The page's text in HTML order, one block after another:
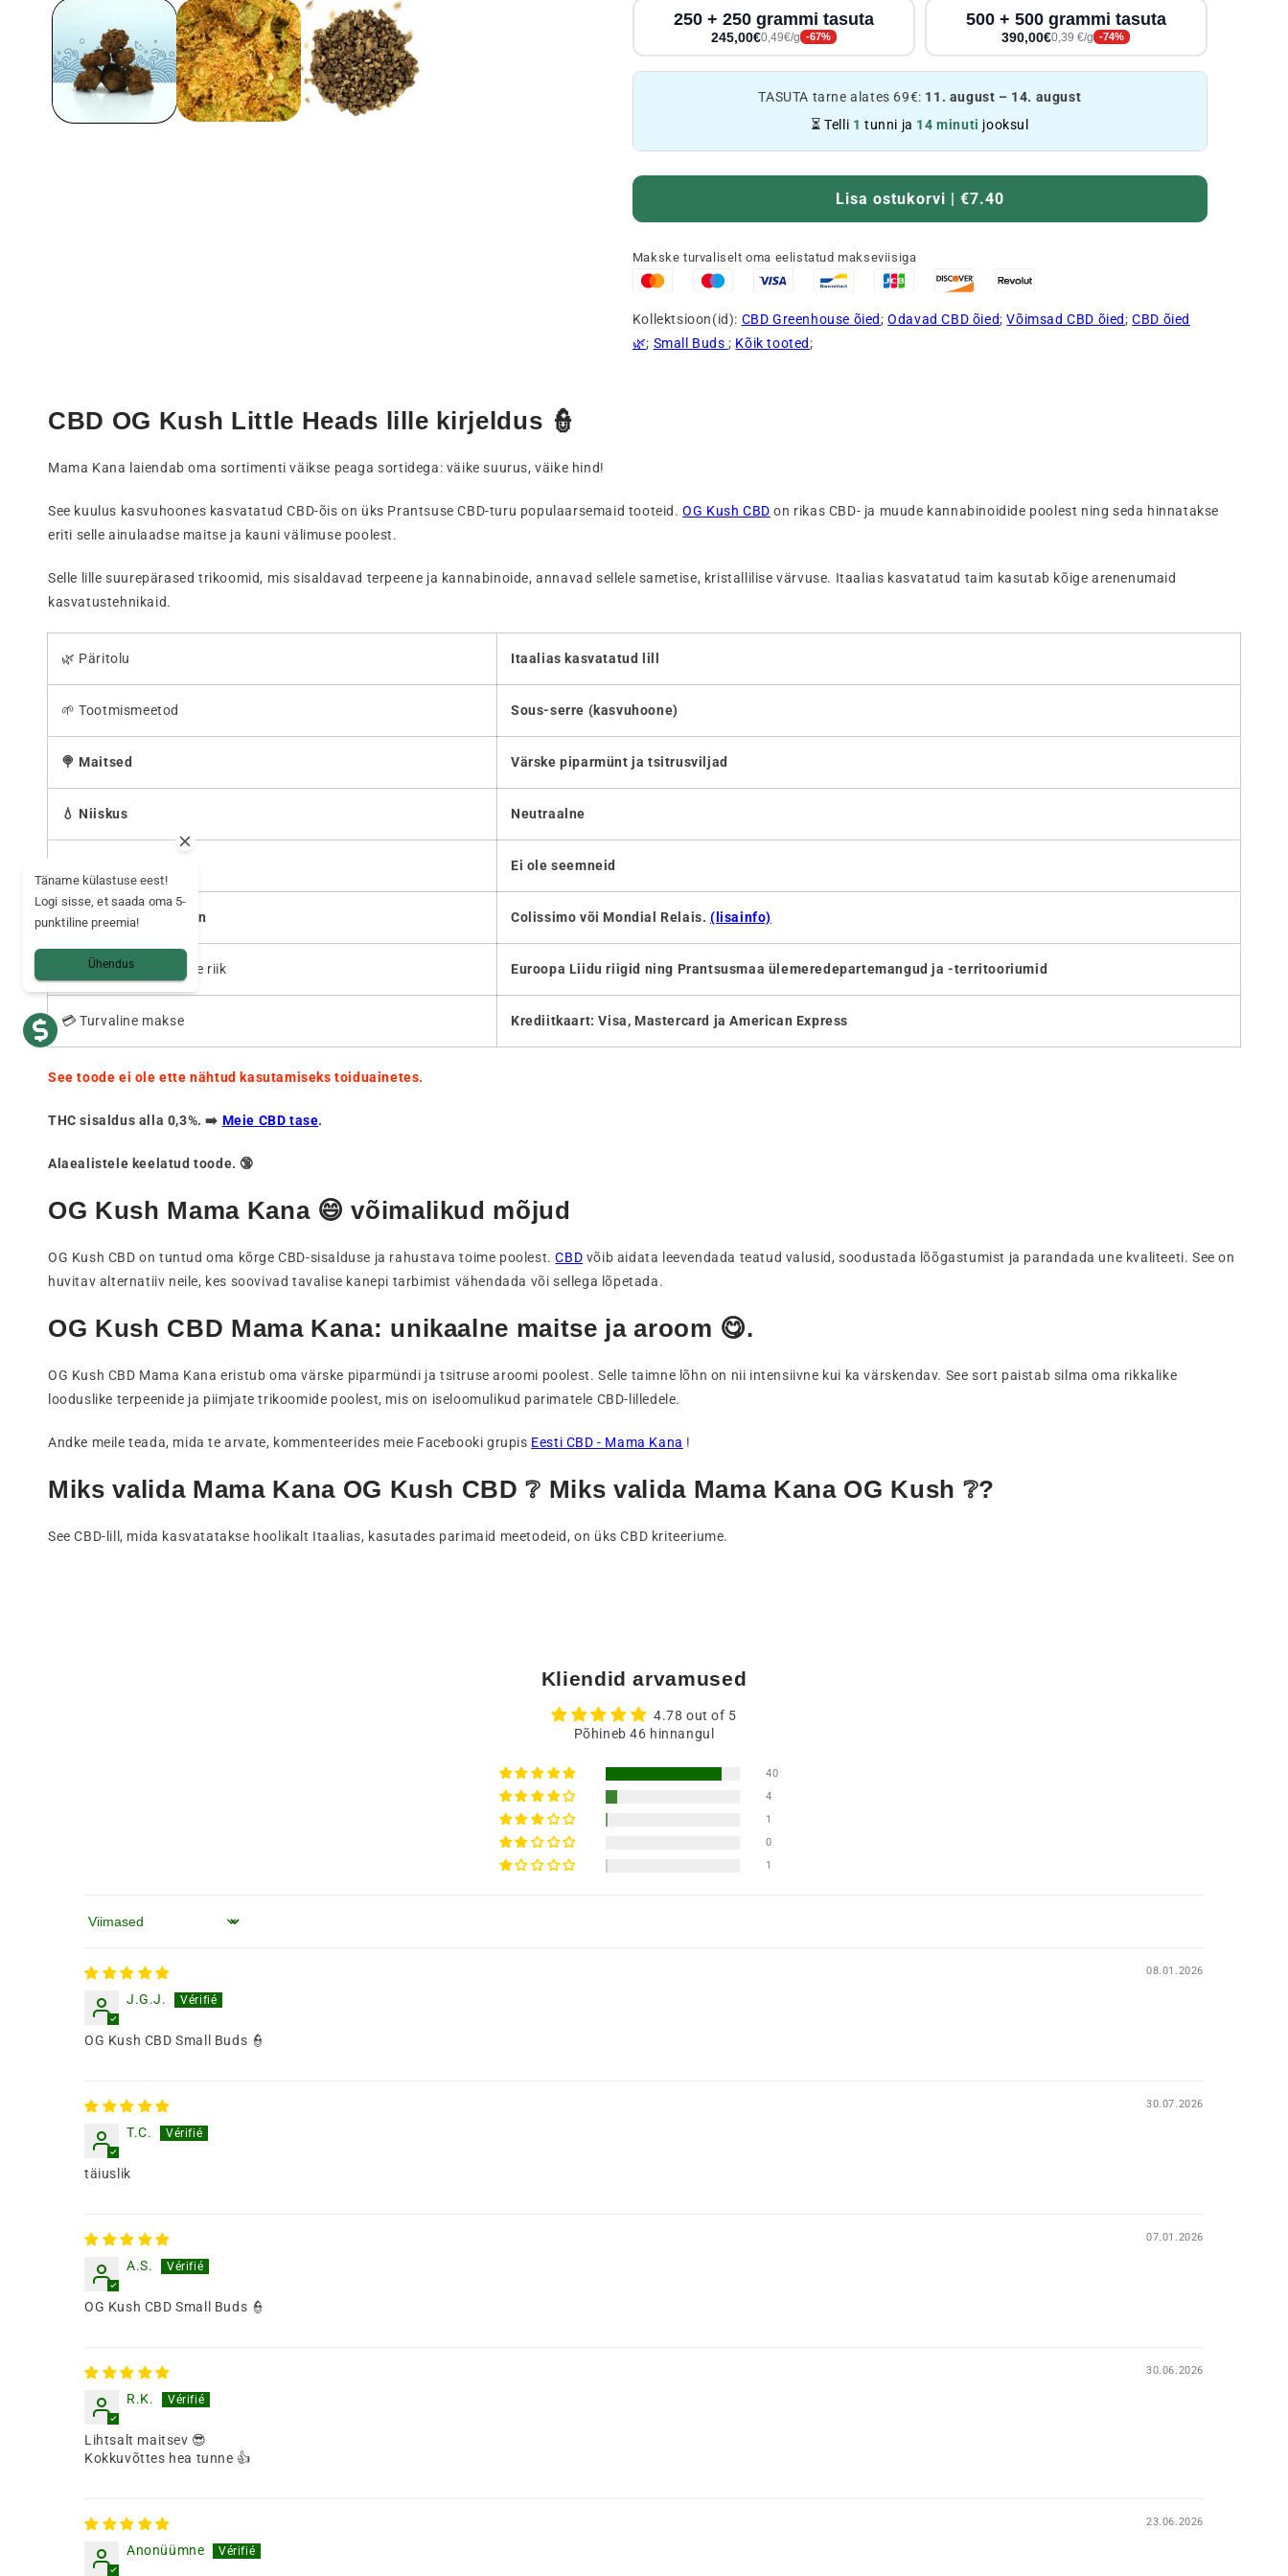
250 + 250 grammi tasuta
245,00€0,49€/g -67%
500 + 500 grammi tasuta
390,00€0,39 €/g -74%
TASUTA tarne alates 69€: 11. august – 14. august
⏳ Telli 1 tunni ja 14 minuti jooksul
Lisa ostukorvi | €7.40
Makske turvaliselt oma eelistatud makseviisiga
Kollektsioon(id): CBD Greenhouse õied;Odavad CBD õied;Võimsad CBD õied;CBD õied
🌿; Small Buds; Kõik tooted;
CBD OG Kush Little Heads lille kirjeldus 👮
Mama Kana laiendab oma sortimenti väikse peaga sortidega: väike suurus, väike hind!
See kuulus kasvuhoones kasvatatud CBD-õis on üks Prantsuse CBD-turu populaarsemaid tooteid.OG Kush CBD on rikas CBD- ja muude kannabinoidide poolest ning seda hinnatakse
eriti selle ainulaadse maitse ja kauni välimuse poolest.
Selle lille suurepärased trikoomid, mis sisaldavad terpeene ja kannabinoide, annavad sellele sametise, kristallilise värvuse. Itaalias kasvatatud taim kasutab kõige arenenumaid
kasvatustehnikaid.
🌿 Päritolu Itaalias kasvatatud lill
🌱 Tootmismeetod Sous-serre (kasvuhoone)
🍭 Maitsed Värske piparmünt ja tsitrusviljad
💧 Niiskus Neutraalne
Ei ole seemneid
🚚 Kohaletoimetamiin Colissimo või Mondial Relais.(lisainfo)
🌍 Kohaletoimetamise riik Euroopa Liidu riigid ning Prantsusmaa ülemeredepartemangud ja -territooriumid
💳 Turvaline makse Krediitkaart: Visa, Mastercard ja American Express
See toode ei ole ette nähtud kasutamiseks toiduainetes.
THC sisaldus alla 0,3%. ➡️ Meie CBD tase.
Alaealistele keelatud toode. 🔞
OG Kush Mama Kana 😄 võimalikud mõjud
OG Kush CBD on tuntud oma kõrge CBD-sisalduse ja rahustava toime poolest.CBD võib aidata leevendada teatud valusid, soodustada lõõgastumist ja parandada une kvaliteeti. See on
huvitav alternatiiv neile, kes soovivad tavalise kanepi tarbimist vähendada või sellega lõpetada.
OG Kush CBD Mama Kana: unikaalne maitse ja aroom 😋.
OG Kush CBD Mama Kana eristub oma värske piparmündi ja tsitruse aroomi poolest. Selle taimne lõhn on nii intensiivne kui ka värskendav. See sort paistab silma oma rikkalike
looduslike terpeenide ja piimjate trikoomide poolest, mis on iseloomulikud parimatele CBD-lilledele.
Andke meile teada, mida te arvate, kommenteerides meie Facebooki grupis Eesti CBD - Mama Kana !
Miks valida Mama Kana OG Kush CBD ❔ Miks valida Mama Kana OG Kush ❔?
See CBD-lill, mida kasvatatakse hoolikalt Itaalias, kasutades parimaid meetodeid, on üks CBD kriteeriume.
Kliendid arvamused
4.78 out of 5
Põhineb 46 hinnangul
40
4
1
0
1
Järjesta järgi
08.01.2026
J.G.J.
OG Kush CBD Small Buds 👮
30.07.2026
T.C.
täiuslik
07.01.2026
A.S.
OG Kush CBD Small Buds 👮
30.06.2026
R.K.
Lihtsalt maitsev 😎
Kokkuvõttes hea tunne 👍
23.06.2026
Anonüümne
Täname külastuse eest!
Logi sisse, et saada oma 5-
punktiline preemia!
Ühendus